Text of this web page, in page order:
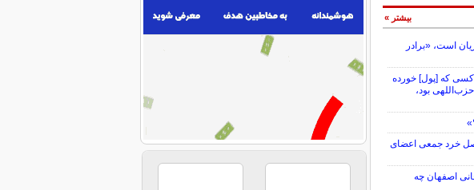
است، «برادر
کسی که [پول] خورده
بود،
خرد جمعی اعضای
اصفهان چه
بیشتر »